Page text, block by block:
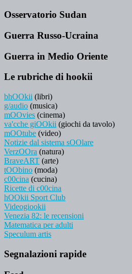
Osservatorio Sudan
Guerra Russo-Ucraina
Guerra in Medio Oriente
Le rubriche di hookii
bhOOkii (libri)
g/audio (musica)
mOOvies (cinema)
va'cche giOOkii (giochi da tavolo)
mOOtube (video)
Notizie dal sistema sOOlare
VerzOOra (natura)
BraveART (arte)
tOObino (moda)
c00cina (cucina)
Ricette di c00cina
hOOkii Sport Club
Videogiookii
Venezia 82: le recensioni
Matematica per adulti
Speculum artis
Segnalazioni rapide